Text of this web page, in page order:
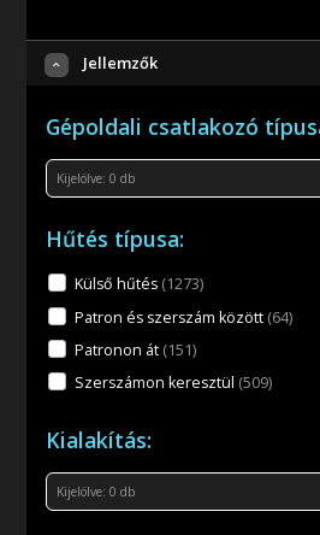
Jellemzők
Gépoldali csatlakozó
Kijelölve:0 db
Hűtés típusa:
Külső hűtés (1273)
Patron és szerszám között (64)
Patronon át (151)
Szerszámon keresztül (509)
Kialakítás:
Kijelölve:0 db